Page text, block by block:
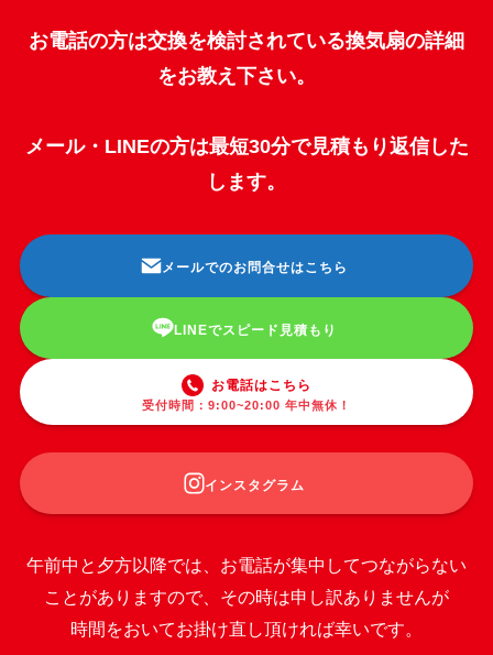
お電話の方は交換を検討されている換気扇の詳細
をお教え下さい。
メール・LINEの方は最短30分で見積もり返信した
します。
メールでのお問合せはこちら
LINEでスピード見積もり
お電話はこちら
受付時間：9:00~20:00 年中無休！
インスタグラム
午前中と夕方以降では、お電話が集中してつながらない
ことがありますので、その時は申し訳ありませんが
時間をおいてお掛け直し頂ければ幸いです。